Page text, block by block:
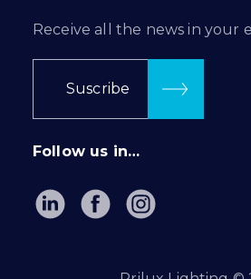
Receive all the news in your
Suscribe
Follow us in…